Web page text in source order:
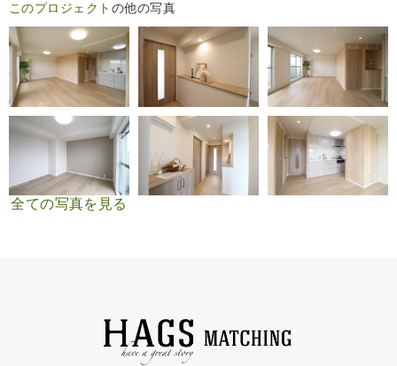
このプロジェクト の他の写真
全ての写真を見る